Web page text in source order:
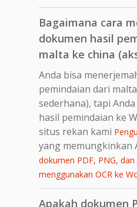
Bagaimana cara
dokumen hasil
malta ke china
Anda bisa
pemindaian dari
sederhana), tapi
hasil pemindaian ke
situs rekan kami
yang memungkinkan
dokumen PDF, PNG, dan
menggunakan OCR ke
Apakah dokumen